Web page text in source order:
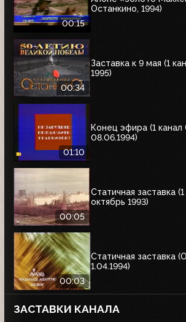
00:15
Останкино, 1994)
00:34
Заставка к 9 мая (1
1995)
01:10
Конец эфира (1 канал
08.06.1994)
00:05
Статичная заставка
октябрь 1993)
00:03
Статичная заставка
1.04.1994)
ЗАСТАВКИ КАНАЛА